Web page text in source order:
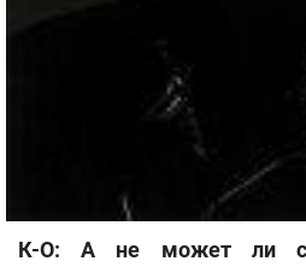
К-О: А не может ли